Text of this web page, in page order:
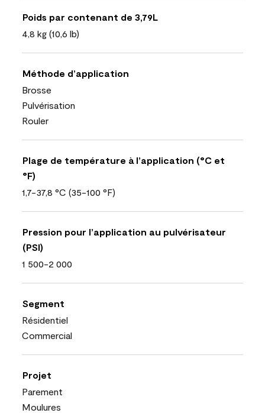
Poids par contenant de 3,79L
4,8 kg (10,6 lb)
Méthode d’application
Brosse
Pulvérisation
Rouler
Plage de température à l’application (°C et
°F)
1,7-37,8 °C (35-100 °F)
Pression pour l’application au pulvérisateur
(PSI)
1 500-2 000
Segment
Résidentiel
Commercial
Projet
Parement
Moulures